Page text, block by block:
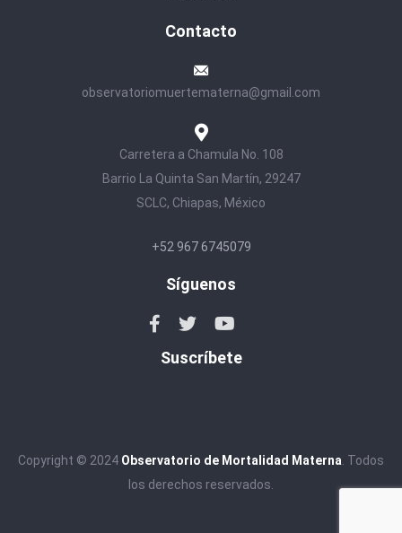
Contacto
observatoriomuertematerna@gmail.com
Carretera a Chamula No. 108
Barrio La Quinta San Martín, 29247
SCLC, Chiapas, México
+52 967 6745079
Síguenos
Suscríbete
Copyright © 2024 Observatorio de Mortalidad Materna . Todos
los derechos reservados.